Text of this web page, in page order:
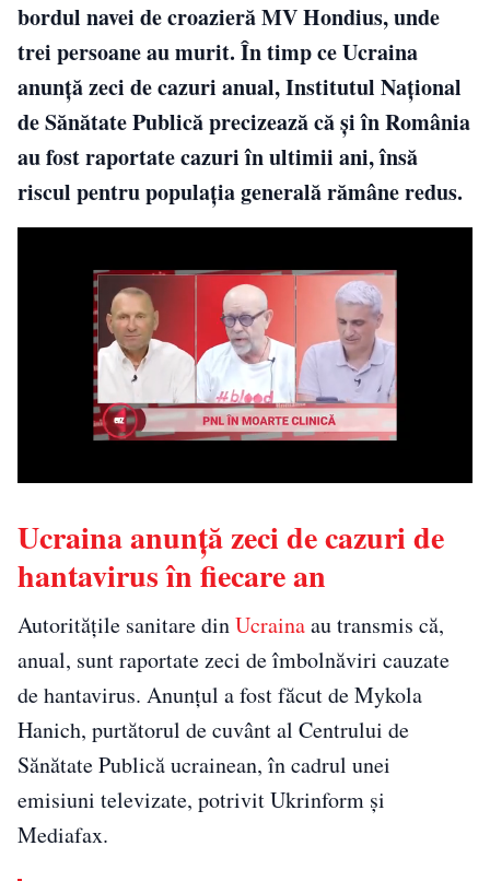
bordul navei de croazieră MV Hondius, unde
trei persoane au murit. În timp ce Ucraina
anunță zeci de cazuri anual, Institutul Național
de Sănătate Publică precizează că și în România
au fost raportate cazuri în ultimii ani, însă
riscul pentru populația generală rămâne redus.
Ucraina anunță zeci de cazuri de
hantavirus în fiecare an
Autoritățile sanitare dinUcrainaau transmis că,
anual, sunt raportate zeci de îmbolnăviri cauzate
de hantavirus. Anunțul a fost făcut de Mykola
Hanich, purtătorul de cuvânt al Centrului de
Sănătate Publică ucrainean, în cadrul unei
emisiuni televizate, potrivit Ukrinform și
Mediafax.